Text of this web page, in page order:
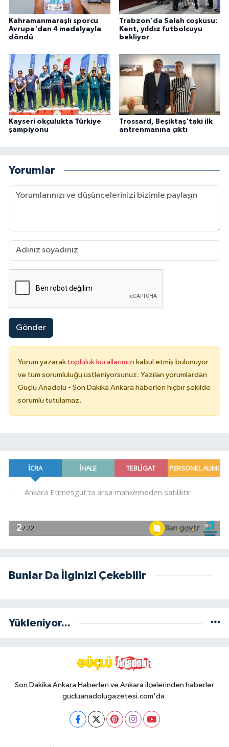
Kahramanmaraşlı sporcu
Avrupa'dan 4 madalyayla
döndü
Trabzon'da Salah coşkusu:
Kent, yıldız futbolcuyu
bekliyor
Kayseri okçulukta Türkiye
şampiyonu
Trossard, Beşiktaş'taki ilk
antrenmanına çıktı
Yorumlar
Gönder
Yorum yazarak topluluk kurallarımızı kabul etmiş bulunuyor
ve tüm sorumluluğu üstleniyorsunuz. Yazılan yorumlardan
Güçlü Anadolu - Son Dakika Ankara haberleri hiçbir şekilde
sorumlu tutulamaz.
Bunlar Da İlginizi Çekebilir
Yükleniyor...
Son Dakika Ankara Haberleri ve Ankara ilçelerinden haberler
gucluanadolugazetesi.com'da.